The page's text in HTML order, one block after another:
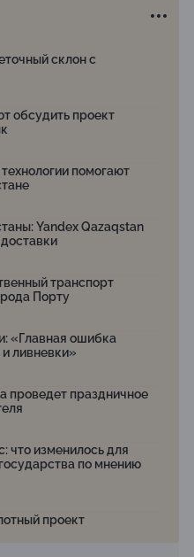
склон с
обсудить проект
помогают
Yandex Qazaqstan
транспорт
Порту
«Главная ошибка
ливневки»
проведет праздничное
что изменилось для
по мнению
проект